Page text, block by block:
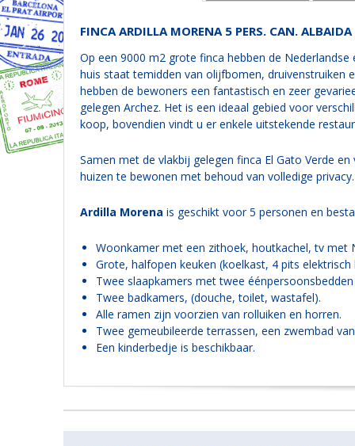
FINCA ARDILLA MORENA 5 PERS. CAN. ALBAIDA
Op een 9000 m2 grote finca hebben de
huis staat temidden van olijfbomen, druivenstruiken
hebben de bewoners een fantastisch en zeer
gelegen Archez. Het is een ideaal gebied voor
koop, bovendien vindt u er enkele uitstekende
Samen met de vlakbij gelegen finca El Gato Verde
huizen te bewonen met behoud van volledige privacy.
Ardilla Morena is geschikt voor 5 personen en
Woonkamer met een zithoek, houtkachel, tv met
Grote, halfopen keuken (koelkast, 4 pits
Twee slaapkamers met twee
Twee badkamers, (douche, toilet, wastafel).
Alle ramen zijn voorzien van rolluiken en horren.
Twee gemeubileerde terrassen, een zwembad
Een kinderbedje is beschikbaar.